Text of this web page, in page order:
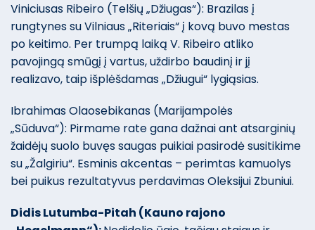
Viniciusas Ribeiro (Telšių „Džiugas“): Brazilas į
rungtynes su Vilniaus „Riteriais“ į kovą buvo mestas
po keitimo. Per trumpą laiką V. Ribeiro atliko
pavojingą smūgį į vartus, uždirbo baudinį ir jį
realizavo, taip išplėšdamas „Džiugui“ lygiąsias.
Ibrahimas Olaosebikanas (Marijampolės
„Sūduva“): Pirmame rate gana dažnai ant atsarginių
žaidėjų suolo buvęs saugas puikiai pasirodė susitikime
su „Žalgiriu“. Esminis akcentas – perimtas kamuolys
bei puikus rezultatyvus perdavimas Oleksijui Zbuniui.
Didis Lutumba-Pitah (Kauno rajono